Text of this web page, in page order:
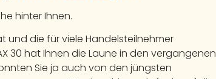
hinter Ihnen.
und die für viele Handelsteilnehmer
30 hat Ihnen die Laune in den vergangenen
Sie ja auch von den jüngsten